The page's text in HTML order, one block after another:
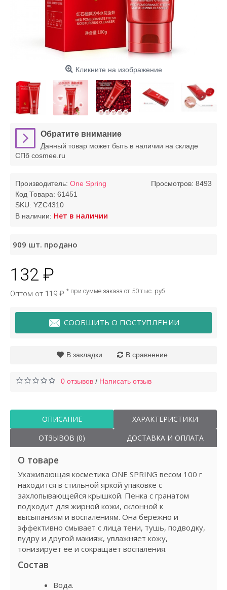
Кликните на изображение
Обратите внимание
Данный товар может быть в наличии на складе
СПб cosmee.ru
Просмотров: 8493
Производитель: One Spring
Код Товара: 61451
SKU: YZC4310
В наличии: Нет в наличии
909 шт. продано
132 ₽
Оптом от 119 ₽ * при сумме заказа от 50 тыс. руб
СООБЩИТЬ О ПОСТУПЛЕНИИ
В закладки В сравнение
0 отзывов / Написать отзыв
ОПИСАНИЕ
ХАРАКТЕРИСТИКИ
ОТЗЫВОВ (0)
ДОСТАВКА И ОПЛАТА
О товаре
Ухаживающая косметика ONE SPRING весом 100 г
находится в стильной яркой упаковке с
захлопывающейся крышкой. Пенка с гранатом
подходит для жирной кожи, склонной к
высыпаниям и воспалениям. Она бережно и
эффективно смывает с лица тени, тушь, подводку,
пудру и другой макияж, увлажняет кожу,
тонизирует ее и сокращает воспаления.
Состав
Вода.